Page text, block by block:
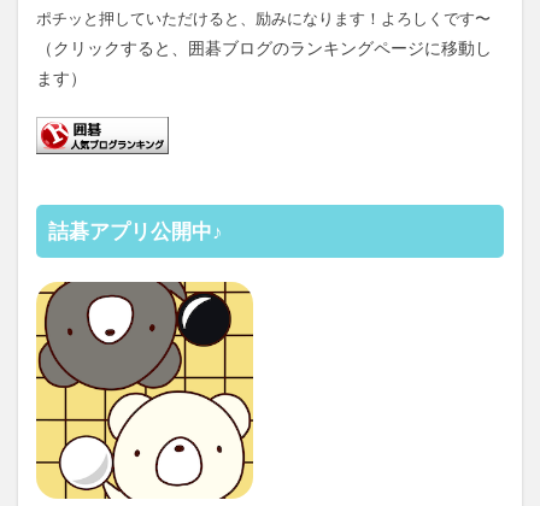
ポチッと押していただけると、励みになります！よろしくです〜
（クリックすると、囲碁ブログのランキングページに移動し
ます）
詰碁アプリ公開中♪